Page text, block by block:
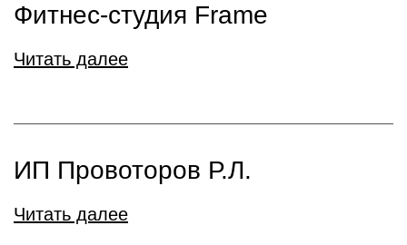
Фитнес-студия Frame
Читать далее
ИП Провоторов Р.Л.
Читать далее